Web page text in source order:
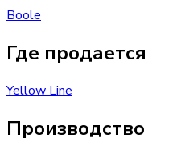
Boole
Где продается
Yellow Line
Производство